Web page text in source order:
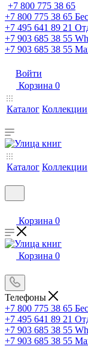
+7 800 775 38 65
+7 800 775 38 65
+7 495 641 89 21
+7 903 685 38 55
+7 903 685 38 55
Войти
Корзина 0
Каталог Коллекции
Каталог Коллекции
Корзина 0
Корзина 0
Телефоны
+7 800 775 38 65
+7 495 641 89 21
+7 903 685 38 55
+7 903 685 38 55